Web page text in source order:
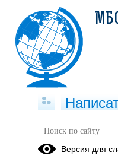
ПитаниеВерсия для